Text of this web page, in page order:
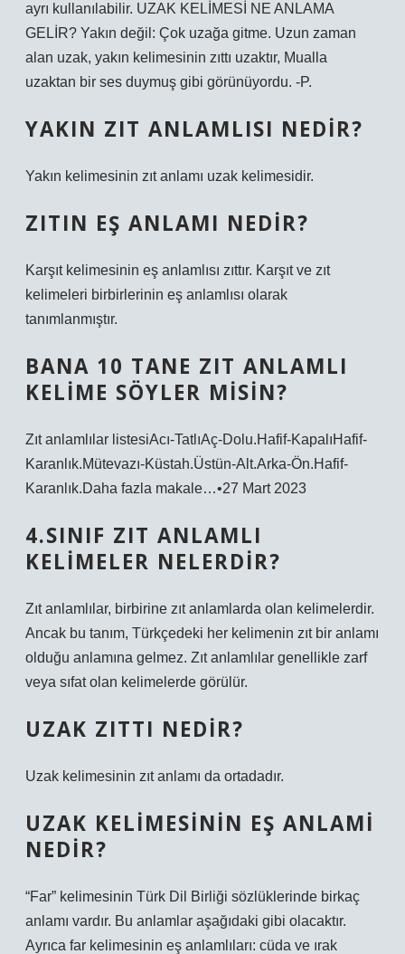
ayrı kullanılabilir. UZAK KELİMESİ NE ANLAMA
GELİR? Yakın değil: Çok uzağa gitme. Uzun zaman
alan uzak, yakın kelimesinin zıttı uzaktır, Mualla
uzaktan bir ses duymuş gibi görünüyordu. -P.
YAKIN ZIT ANLAMLISI NEDIR?
Yakın kelimesinin zıt anlamı uzak kelimesidir.
ZITIN EŞ ANLAMI NEDIR?
Karşıt kelimesinin eş anlamlısı zıttır. Karşıt ve zıt
kelimeleri birbirlerinin eş anlamlısı olarak
tanımlanmıştır.
BANA 10 TANE ZIT ANLAMLI
KELIME SÖYLER MISIN?
Zıt anlamlılar listesiAcı-TatlıAç-Dolu.Hafif-KapalıHafif-
Karanlık.Mütevazı-Küstah.Üstün-Alt.Arka-Ön.Hafif-
Karanlık.Daha fazla makale…•27 Mart 2023
4.SINIF ZIT ANLAMLI
KELIMELER NELERDIR?
Zıt anlamlılar, birbirine zıt anlamlarda olan kelimelerdir.
Ancak bu tanım, Türkçedeki her kelimenin zıt bir anlamı
olduğu anlamına gelmez. Zıt anlamlılar genellikle zarf
veya sıfat olan kelimelerde görülür.
UZAK ZITTI NEDIR?
Uzak kelimesinin zıt anlamı da ortadadır.
UZAK KELIMESININ EŞ ANLAMI
NEDIR?
“Far” kelimesinin Türk Dil Birliği sözlüklerinde birkaç
anlamı vardır. Bu anlamlar aşağıdaki gibi olacaktır.
Ayrıca far kelimesinin eş anlamlıları: cüda ve ırak